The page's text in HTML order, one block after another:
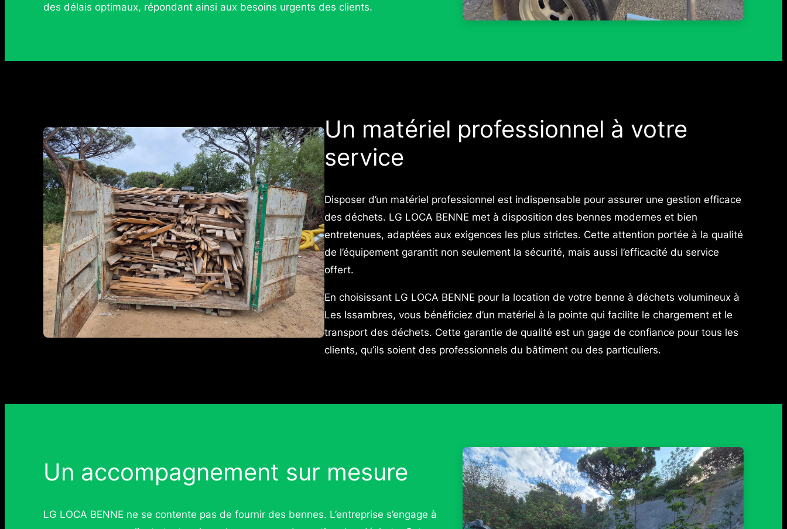
des délais optimaux, répondant ainsi aux besoins urgents des clients.
Un matériel professionnel à votre
service
Disposer d’un matériel professionnel est indispensable pour assurer une gestion efficace
des déchets. LG LOCA BENNE met à disposition des bennes modernes et bien
entretenues, adaptées aux exigences les plus strictes. Cette attention portée à la qualité
de l’équipement garantit non seulement la sécurité, mais aussi l’efficacité du service
offert.
En choisissant LG LOCA BENNE pour la location de votre benne à déchets volumineux à
Les Issambres, vous bénéficiez d’un matériel à la pointe qui facilite le chargement et le
transport des déchets. Cette garantie de qualité est un gage de confiance pour tous les
clients, qu’ils soient des professionnels du bâtiment ou des particuliers.
Un accompagnement sur mesure
LG LOCA BENNE ne se contente pas de fournir des bennes. L’entreprise s’engage à